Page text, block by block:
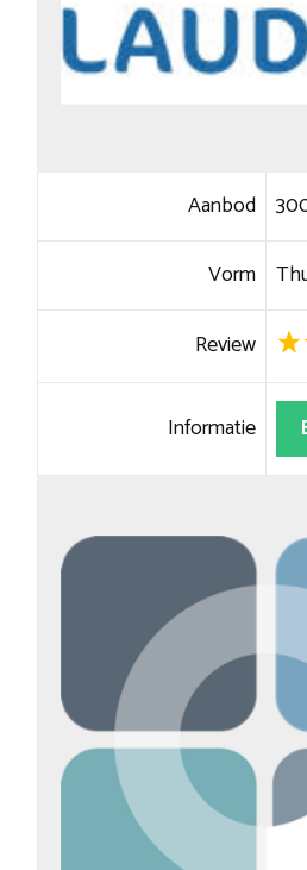
Aanbod
Vorm
Review
Informatie